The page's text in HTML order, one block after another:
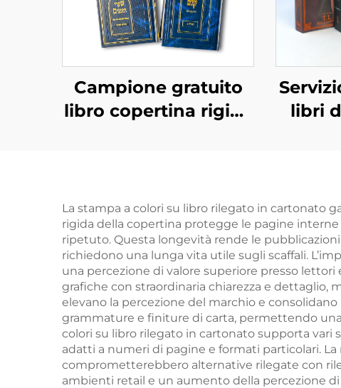
Campione gratuito
libro copertina rigida
personalizzati con
copertina rigida
servizio di stampa
libri
ai
La stampa a colori su libro rilegato in cartonato
rigida della copertina protegge le pagine
ripetuto. Questa longevità rende le
richiedono una lunga vita utile sugli scaffali.
una percezione di valore superiore presso
grafiche con straordinaria chiarezza e dettaglio,
elevano la percezione del marchio e
grammature e finiture di carta, permettendo
colori su libro rilegato in cartonato supporta vari
adatti a numeri di pagine e formati particolari.
comprometterebbero alternative rilegate con
ambienti retail e un aumento della percezione